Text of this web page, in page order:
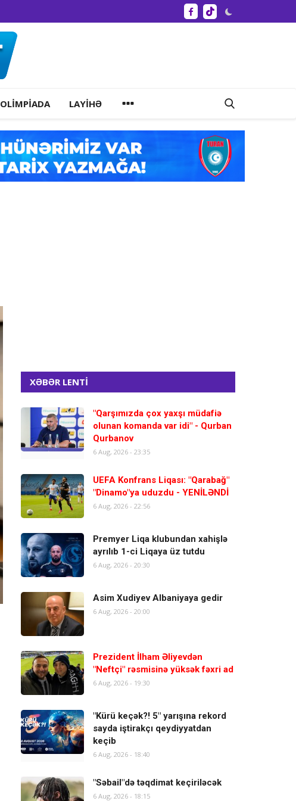
OLIMPIADA LAYIHƏ
XƏBƏR LENTİ
"Qarşımızda çox yaxşı müdafiə
olunan komanda var idi" - Qurban
Qurbanov
6 Aug, 2026 - 23:35
UEFA Konfrans Liqası: "Qarabağ"
"Dinamo"ya uduzdu - YENİLƏNDİ
6 Aug, 2026 - 22:56
Premyer Liqa klubundan xahişlə
ayrılıb 1-ci Liqaya üz tutdu
6 Aug, 2026 - 20:30
Asim Xudiyev Albaniyaya gedir
6 Aug, 2026 - 20:00
Prezident İlham Əliyevdən
"Neftçi" rəsmisinə yüksək fəxri ad
6 Aug, 2026 - 19:30
"Kürü keçək?! 5" yarışına rekord
sayda iştirakçı qeydiyyatdan
keçib
6 Aug, 2026 - 18:40
"Səbail"də təqdimat keçiriləcək
6 Aug, 2026 - 18:15